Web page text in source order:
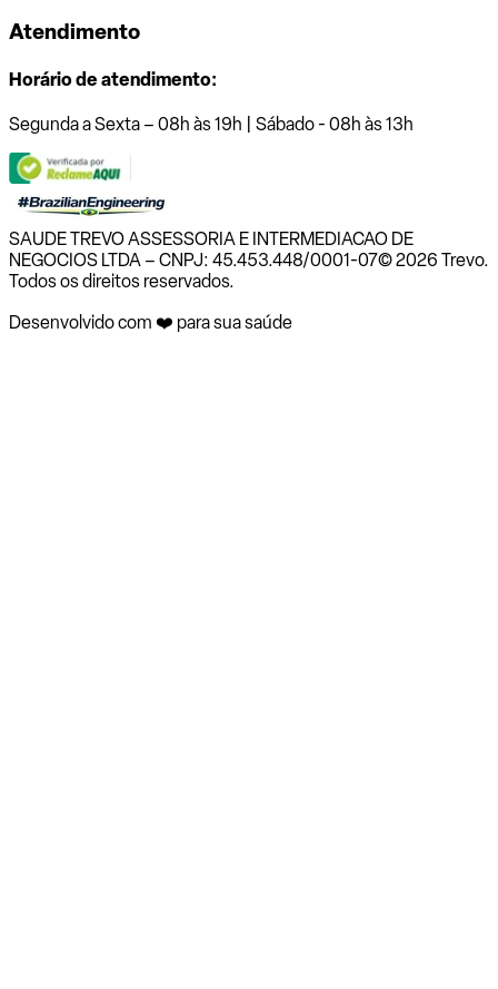
Atendimento
Horário de atendimento:
Segunda a Sexta – 08h às 19h | Sábado - 08h às 13h
SAUDE TREVO ASSESSORIA E INTERMEDIACAO DE
NEGOCIOS LTDA – CNPJ: 45.453.448/0001-07© 2026 Trevo.
Todos os direitos reservados.
Desenvolvido com ❤️ para sua saúde